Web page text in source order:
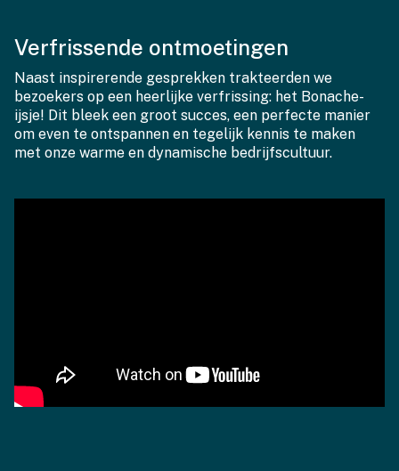
Verfrissende ontmoetingen
Naast inspirerende gesprekken trakteerden we
bezoekers op een heerlijke verfrissing: het Bonache-
ijsje! Dit bleek een groot succes, een perfecte manier
om even te ontspannen en tegelijk kennis te maken
met onze warme en dynamische bedrijfscultuur.